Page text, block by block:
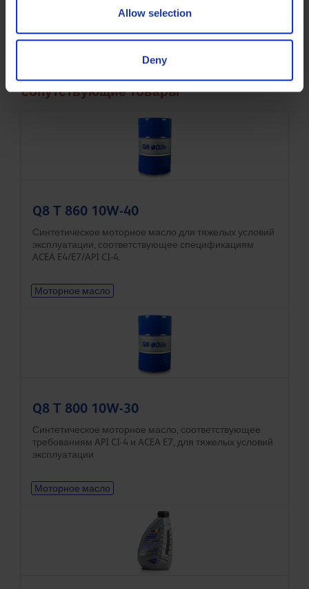
Allow selection
Deny
сопутствующие товары
Q8 T 860 10W-40
Синтетическое моторное масло для тяжелых условий
эксплуатации, соответствующее спецификациям
ACEA E4/E7/API CI-4.
Моторное масло
Q8 T 800 10W-30
Синтетическое моторное масло, соответствующее
требованиям API CI-4 и ACEA E7, для тяжелых условий
эксплуатации
Моторное масло